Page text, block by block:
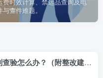
时效计算、禁运品查询及电
查件难题。
目的港清关预警：危险品拼柜遇到查验怎么办？（附整改建议）